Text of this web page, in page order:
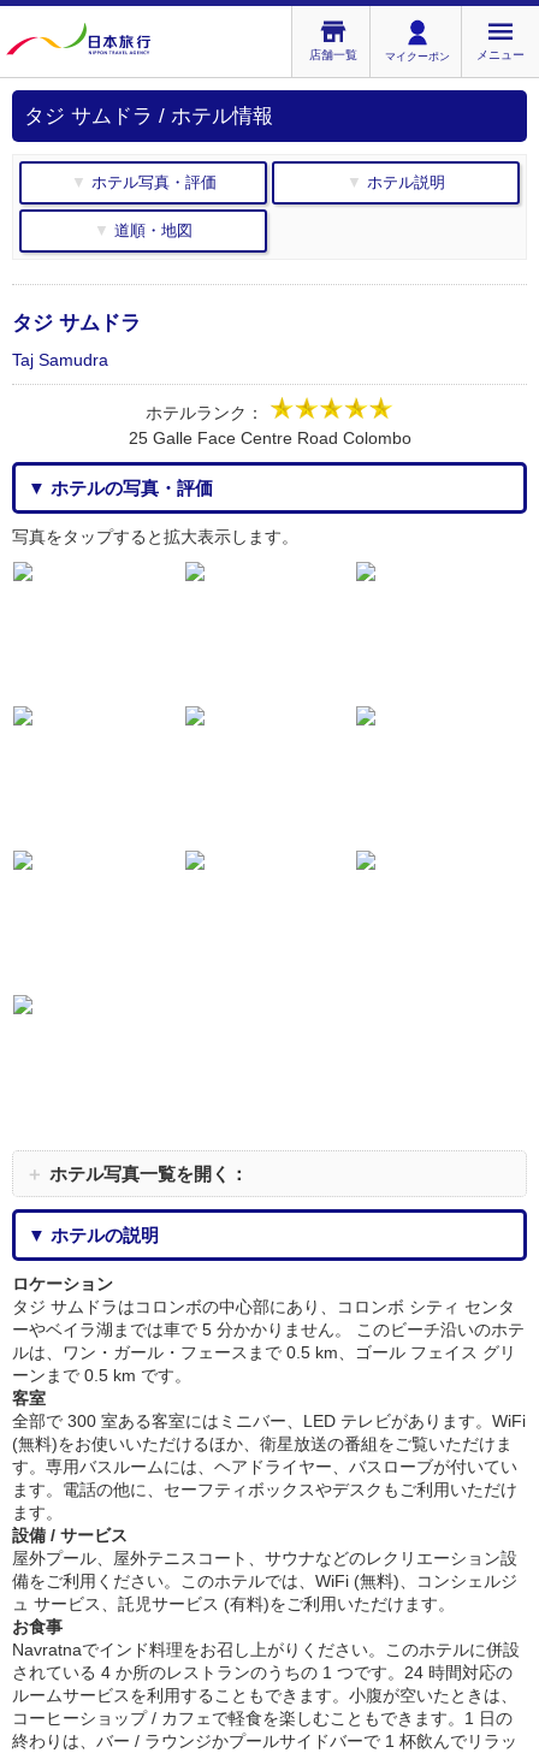
店舗一覧 マイクーポン メニュー
タジ サムドラ / ホテル情報
▼ ホテル写真・評価 ▼ ホテル説明
▼ 道順・地図
タジ サムドラ
Taj Samudra
ホテルランク：
25 Galle Face Centre Road Colombo
▼ ホテルの写真・評価
写真をタップすると拡大表示します。
＋ ホテル写真一覧を開く：
▼ ホテルの説明
ロケーション
タジ サムドラはコロンボの中心部にあり、コロンボ シティ センタ
ーやベイラ湖までは車で 5 分かかりません。 このビーチ沿いのホテ
ルは、ワン・ガール・フェースまで 0.5 km、ゴール フェイス グリ
ーンまで 0.5 km です。
客室
全部で 300 室ある客室にはミニバー、LED テレビがあります。WiFi
(無料)をお使いいただけるほか、衛星放送の番組をご覧いただけま
す。専用バスルームには、ヘアドライヤー、バスローブが付いてい
ます。電話の他に、セーフティボックスやデスクもご利用いただけ
ます。
設備 / サービス
屋外プール、屋外テニスコート、サウナなどのレクリエーション設
備をご利用ください。このホテルでは、WiFi (無料)、コンシェルジ
ュ サービス、託児サービス (有料)をご利用いただけます。
お食事
Navratnaでインド料理をお召し上がりください。このホテルに併設
されている 4 か所のレストランのうちの 1 つです。24 時間対応の
ルームサービスを利用することもできます。小腹が空いたときは、
コーヒーショップ / カフェで軽食を楽しむこともできます。1 日の
終わりは、バー / ラウンジかプールサイドバーで 1 杯飲んでリラッ